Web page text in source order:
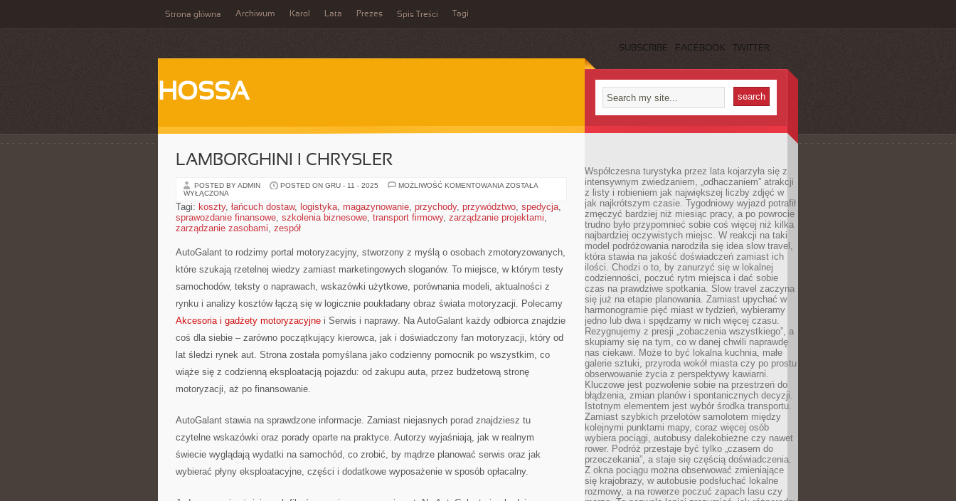
Strona główna Archiwum Karol Lata Prezes Spis Treści Tagi
SUBSCRIBE FACEBOOK TWITTER
HOSSA
LAMBORGHINI I CHRYSLER
POSTED BY ADMIN POSTED ON GRU - 11 - 2025 MOŻLIWOŚĆ KOMENTOWANIA LAMBORGHINI
ZOSTAŁA
WYŁĄCZONA
Tagi: koszty, łańcuch dostaw, logistyka, magazynowanie, przychody, przywództwo, spedycja,
sprawozdanie finansowe, szkolenia biznesowe, transport firmowy, zarządzanie projektami,
zarządzanie zasobami, zespół
AutoGalant to rodzimy portal motoryzacyjny, stworzony z myślą o osobach zmotoryzowanych,
które szukają rzetelnej wiedzy zamiast marketingowych sloganów. To miejsce, w którym testy
samochodów, teksty o naprawach, wskazówki użytkowe, porównania modeli, aktualności z
rynku i analizy kosztów łączą się w logicznie poukładany obraz świata motoryzacji. Polecamy
Akcesoria i gadżety motoryzacyjne i Serwis i naprawy. Na AutoGalant każdy odbiorca znajdzie
coś dla siebie – zarówno początkujący kierowca, jak i doświadczony fan motoryzacji, który od
lat śledzi rynek aut. Strona została pomyślana jako codzienny pomocnik po wszystkim, co
wiąże się z codzienną eksploatacją pojazdu: od zakupu auta, przez budżetową stronę
motoryzacji, aż po finansowanie.
AutoGalant stawia na sprawdzone informacje. Zamiast niejasnych porad znajdziesz tu
czytelne wskazówki oraz porady oparte na praktyce. Autorzy wyjaśniają, jak w realnym
świecie wyglądają wydatki na samochód, co zrobić, by mądrze planować serwis oraz jak
wybierać płyny eksploatacyjne, części i dodatkowe wyposażenie w sposób opłacalny.
Współczesna turystyka przez lata kojarzyła się z
intensywnym zwiedzaniem, „odhaczaniem” atrakcji
z listy i robieniem jak największej liczby zdjęć w
jak najkrótszym czasie. Tygodniowy wyjazd potrafił
zmęczyć bardziej niż miesiąc pracy, a po powrocie
trudno było przypomnieć sobie coś więcej niż kilka
najbardziej oczywistych miejsc. W reakcji na taki
model podróżowania narodziła się idea slow travel,
która stawia na jakość doświadczeń zamiast ich
ilości. Chodzi o to, by zanurzyć się w lokalnej
codzienności, poczuć rytm miejsca i dać sobie
czas na prawdziwe spotkania. Slow travel zaczyna
się już na etapie planowania. Zamiast upychać w
harmonogramie pięć miast w tydzień, wybieramy
jedno lub dwa i spędzamy w nich więcej czasu.
Rezygnujemy z presji „zobaczenia wszystkiego”, a
skupiamy się na tym, co w danej chwili naprawdę
nas ciekawi. Może to być lokalna kuchnia, małe
galerie sztuki, przyroda wokół miasta czy po prostu
obserwowanie życia z perspektywy kawiarni.
Kluczowe jest pozwolenie sobie na przestrzeń do
błądzenia, zmian planów i spontanicznych decyzji.
Istotnym elementem jest wybór środka transportu.
Zamiast szybkich przelotów samolotem między
kolejnymi punktami mapy, coraz więcej osób
wybiera pociągi, autobusy dalekobieżne czy nawet
rower. Podróż przestaje być tylko „czasem do
przeczekania”, a staje się częścią doświadczenia.
Z okna pociągu można obserwować zmieniające
się krajobrazy, w autobusie podsłuchać lokalne
rozmowy, a na rowerze poczuć zapach lasu czy